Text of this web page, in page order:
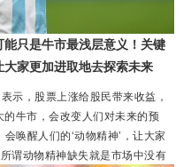
只是牛市最浅层意义！关键
家更加进取地去探索未来
示，股票上涨给股民带来收益，
的牛市，会改变人们对未来的预
唤醒人们的‘动物精神’，让大家
谓动物精神缺失就是市场中没有